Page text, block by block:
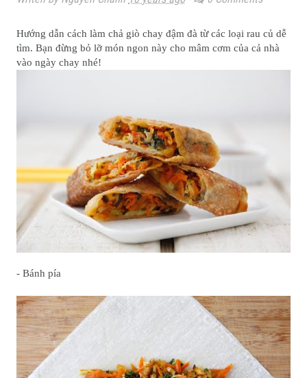
Hướng dẫn cách làm chả giò chay đậm đà từ các loại rau củ dễ
tìm. Bạn đừng bỏ lỡ món ngon này cho mâm cơm của cả nhà
vào ngày chay nhé!
- Bánh pía